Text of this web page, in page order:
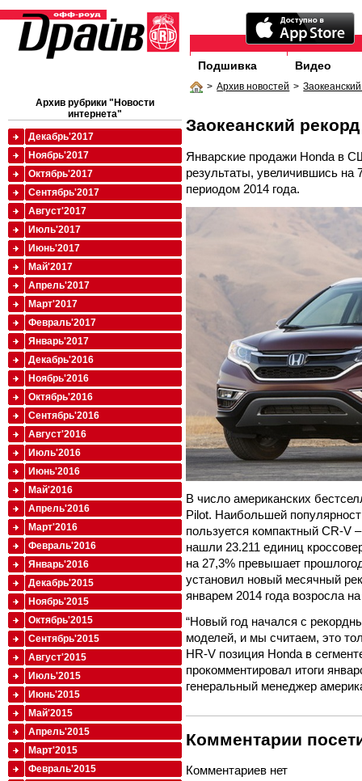
Подшивка Видео
> Архив новостей >
Заокеанский
Январские продажи Honda в
результаты, увеличившись на
периодом 2014 года.
В число американских
Pilot. Наибольшей
пользуется компактныйCR-V
нашли 23.211 единиц
на 27,3% превышает
установил новый месячный
январем 2014 года возросла
“Новый год начался с
моделей, и мы считаем, это
HR-V позиция Honda в
прокомментировал итоги
генеральный менеджер
Комментарии
Комментариев нет
Архив рубрики "Новости
интернета"
Декабрь'2017
Ноябрь'2017
Октябрь'2017
Сентябрь'2017
Август'2017
Июль'2017
Июнь'2017
Май'2017
Апрель'2017
Март'2017
Февраль'2017
Январь'2017
Декабрь'2016
Ноябрь'2016
Октябрь'2016
Сентябрь'2016
Август'2016
Июль'2016
Июнь'2016
Май'2016
Апрель'2016
Март'2016
Февраль'2016
Январь'2016
Декабрь'2015
Ноябрь'2015
Октябрь'2015
Сентябрь'2015
Август'2015
Июль'2015
Июнь'2015
Май'2015
Апрель'2015
Март'2015
Февраль'2015